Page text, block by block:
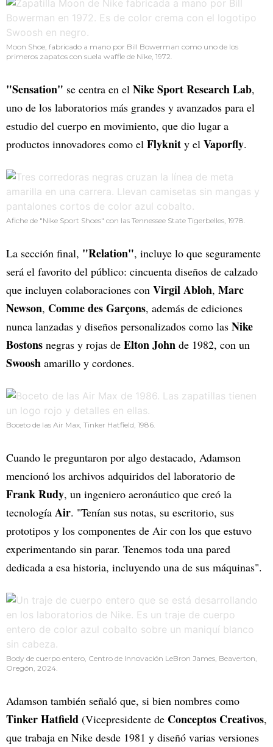
Moon Shoe, fabricado a mano por Bill Bowerman como uno de los
primeros zapatos con suela waffle de Nike, 1972.
"Sensation" se centra en el Nike Sport Research Lab,
uno de los laboratorios más grandes y avanzados para el
estudio del cuerpo en movimiento, que dio lugar a
productos innovadores como el Flyknit y el Vaporfly.
Afiche de "Nike Sport Shoes" con las Tennessee State Tigerbelles, 1978.
La sección final, "Relation", incluye lo que seguramente
será el favorito del público: cincuenta diseños de calzado
que incluyen colaboraciones con Virgil Abloh, Marc
Newson, Comme des Garçons, además de ediciones
nunca lanzadas y diseños personalizados como las Nike
Bostons negras y rojas de Elton John de 1982, con un
Swoosh amarillo y cordones.
Boceto de las Air Max, Tinker Hatfield, 1986.
Cuando le preguntaron por algo destacado, Adamson
mencionó los archivos adquiridos del laboratorio de
Frank Rudy, un ingeniero aeronáutico que creó la
tecnología Air. "Tenían sus notas, su escritorio, sus
prototipos y los componentes de Air con los que estuvo
experimentando sin parar. Tenemos toda una pared
dedicada a esa historia, incluyendo una de sus máquinas".
Body de cuerpo entero, Centro de Innovación LeBron James, Beaverton,
Oregón, 2024.
Adamson también señaló que, si bien nombres como
Tinker Hatfield (Vicepresidente de Conceptos Creativos,
que trabaja en Nike desde 1981 y diseñó varias versiones